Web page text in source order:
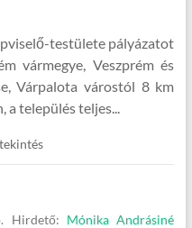
testülete pályázatot
vármegye, Veszprém és
Várpalota várostól 8 km
település teljes...
Hirdető: Mónika Andrásiné